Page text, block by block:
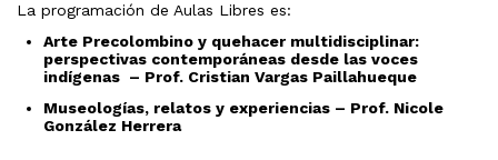
La programación de Aulas Libres es:
Arte Precolombino y quehacer multidisciplinar:
perspectivas contemporáneas desde las voces
indígenas – Prof. Cristian Vargas Paillahueque
Museologías, relatos y experiencias – Prof. Nicole
González Herrera